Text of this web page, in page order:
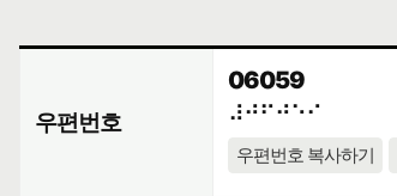
우편번호
06059
⠼⠚⠋⠚⠑⠊
우편번호 복사하기